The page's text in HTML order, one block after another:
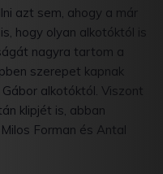
azt sem, ahogy a már
hogy olyan alkotóktól is
nagyra tartom a
szerepet kapnak
Gábor alkotóktól. Viszont
klipjét is, abban
Forman és Antal